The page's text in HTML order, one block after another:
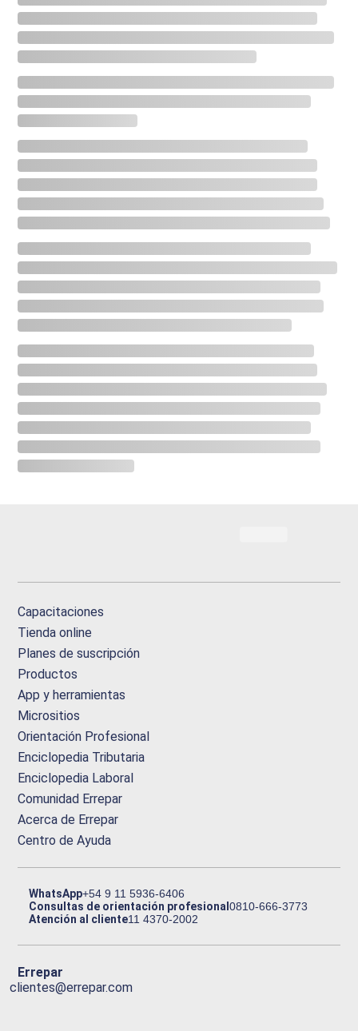
Capacitaciones
Tienda online
Planes de suscripción
Productos
App y herramientas
Micrositios
Orientación Profesional
Enciclopedia Tributaria
Enciclopedia Laboral
Comunidad Errepar
Acerca de Errepar
Centro de Ayuda
WhatsApp+54 9 11 5936-6406
Consultas de orientación profesional0810-666-3773
Atención al cliente11 4370-2002
Errepar
clientes@errepar.com